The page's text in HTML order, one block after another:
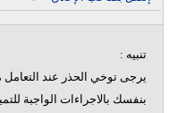
تنبيه :
يرجى توخي الحذر عند
بنفسك بالاجراءات الواجبة